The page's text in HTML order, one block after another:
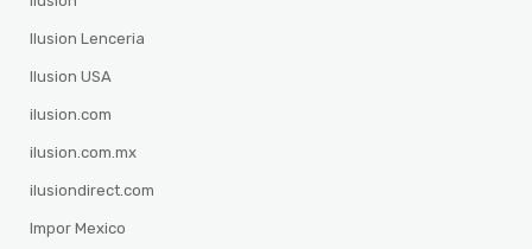
Ilusion Lenceria
Ilusion USA
ilusion.com
ilusion.com.mx
ilusiondirect.com
Impor Mexico